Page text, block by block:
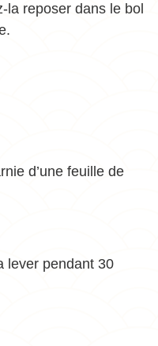
la reposer dans le bol
d’une feuille de
lever pendant 30